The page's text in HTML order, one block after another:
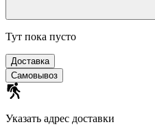
Тут пока пусто
Доставка
Самовывоз
Указать адрес доставки